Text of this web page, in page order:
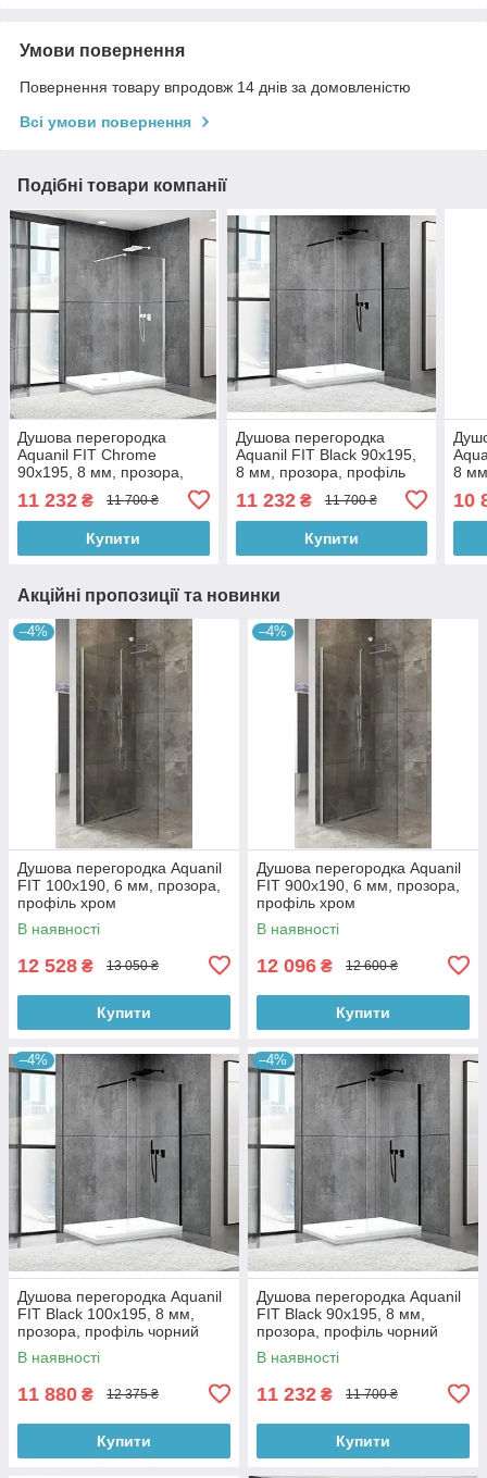
Умови повернення
Повернення товару впродовж 14 днів за домовленістю
Всі умови повернення
Подібні товари компанії
Душова перегородка
Aquanil FIT Сhrome
90х195, 8 мм, прозора,
11 232 ₴ 11 700 ₴
Купити
Душова перегородка
Aquanil FIT Black 90х195,
8 мм, прозора, профіль
11 232₴ 11 700 ₴
Купити
8
10
Акційні пропозиції та новинки
–4%
Душова перегородка Aquanil
FIT 100х190, 6 мм, прозора,
профіль хром
В наявності
12 528 ₴ 13 050 ₴
Купити
–4%
Душова перегородка Aquanil
FIT 900х190, 6 мм, прозора,
профіль хром
В наявності
12 096 ₴ 12 600 ₴
Купити
–4%
Душова перегородка Aquanil
FIT Black 100х195, 8 мм,
прозора, профіль чорний
В наявності
11 880 ₴ 12 375 ₴
Купити
–4%
Душова перегородка Aquanil
FIT Black 90х195, 8 мм,
прозора, профіль чорний
В наявності
11 232 ₴ 11 700 ₴
Купити